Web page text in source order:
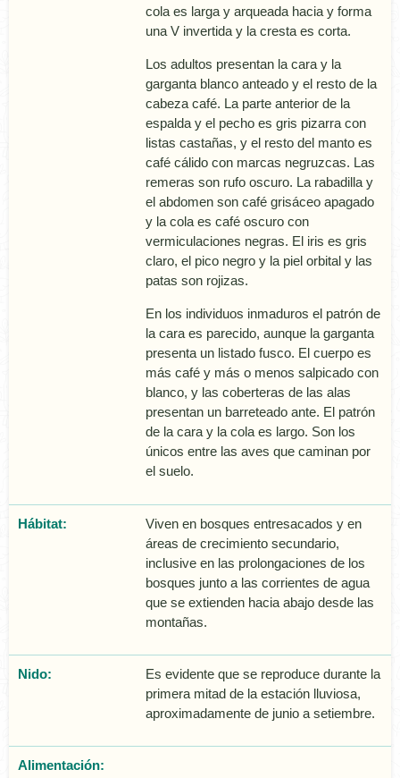
cola es larga y arqueada hacia y forma
una V invertida y la cresta es corta.
Los adultos presentan la cara y la
garganta blanco anteado y el resto de la
cabeza café. La parte anterior de la
espalda y el pecho es gris pizarra con
listas castañas, y el resto del manto es
café cálido con marcas negruzcas. Las
remeras son rufo oscuro. La rabadilla y
el abdomen son café grisáceo apagado
y la cola es café oscuro con
vermiculaciones negras. El iris es gris
claro, el pico negro y la piel orbital y las
patas son rojizas.
En los individuos inmaduros el patrón de
la cara es parecido, aunque la garganta
presenta un listado fusco. El cuerpo es
más café y más o menos salpicado con
blanco, y las coberteras de las alas
presentan un barreteado ante. El patrón
de la cara y la cola es largo. Son los
únicos entre las aves que caminan por
el suelo.
Hábitat:
Viven en bosques entresacados y en
áreas de crecimiento secundario,
inclusive en las prolongaciones de los
bosques junto a las corrientes de agua
que se extienden hacia abajo desde las
montañas.
Nido:
Es evidente que se reproduce durante la
primera mitad de la estación lluviosa,
aproximadamente de junio a setiembre.
Alimentación: